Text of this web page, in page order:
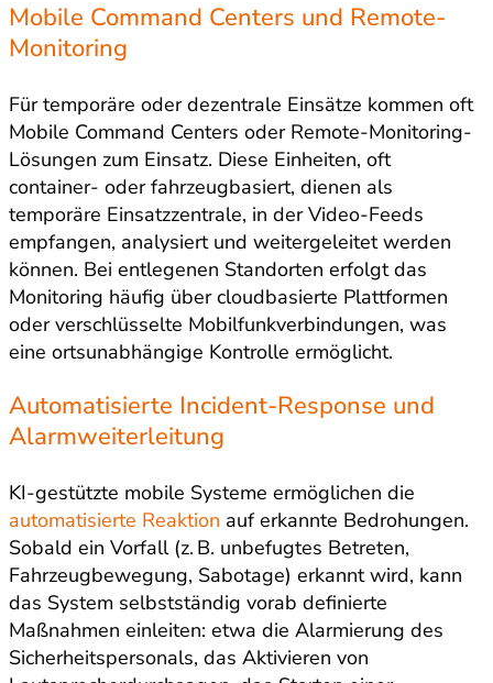
Mobile Command Centers und Remote-
Monitoring
Für temporäre oder dezentrale Einsätze kommen oft
Mobile Command Centers oder Remote-Monitoring-
Lösungen zum Einsatz. Diese Einheiten, oft
container- oder fahrzeugbasiert, dienen als
temporäre Einsatzzentrale, in der Video-Feeds
empfangen, analysiert und weitergeleitet werden
können. Bei entlegenen Standorten erfolgt das
Monitoring häufig über cloudbasierte Plattformen
oder verschlüsselte Mobilfunkverbindungen, was
eine ortsunabhängige Kontrolle ermöglicht.
Automatisierte Incident-Response und
Alarmweiterleitung
KI-gestützte mobile Systeme ermöglichen die
automatisierte Reaktion auf erkannte Bedrohungen.
Sobald ein Vorfall (z. B. unbefugtes Betreten,
Fahrzeugbewegung, Sabotage) erkannt wird, kann
das System selbstständig vorab definierte
Maßnahmen einleiten: etwa die Alarmierung des
Sicherheitspersonals, das Aktivieren von